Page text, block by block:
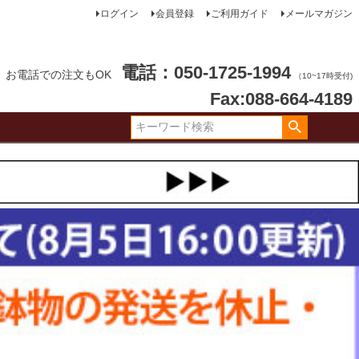
ログイン 会員登録 ご利用ガイド メールマガジン
お電話での注文もOK 電話：050-1725-1994 （10~17時受付)
Fax:088-664-4189